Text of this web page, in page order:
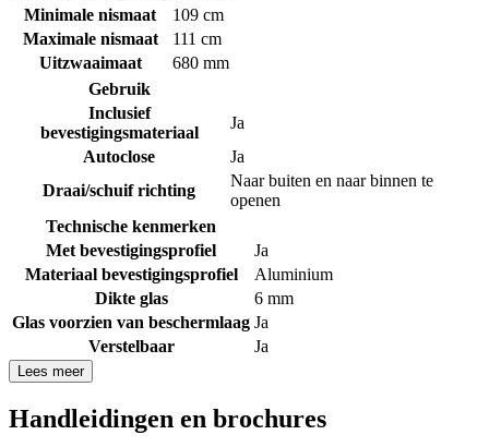
Minimale nismaat
109 cm
Maximale nismaat
111 cm
Uitzwaaimaat
680 mm
Gebruik
Inclusief
bevestigingsmateriaal
Ja
Autoclose
Ja
Draai/schuif richting
Naar buiten en naar binnen te
openen
Technische kenmerken
Met bevestigingsprofiel
Ja
Materiaal bevestigingsprofiel
Aluminium
Dikte glas
6 mm
Glas voorzien van beschermlaag Ja
Verstelbaar
Ja
Lees meer
Handleidingen en brochures